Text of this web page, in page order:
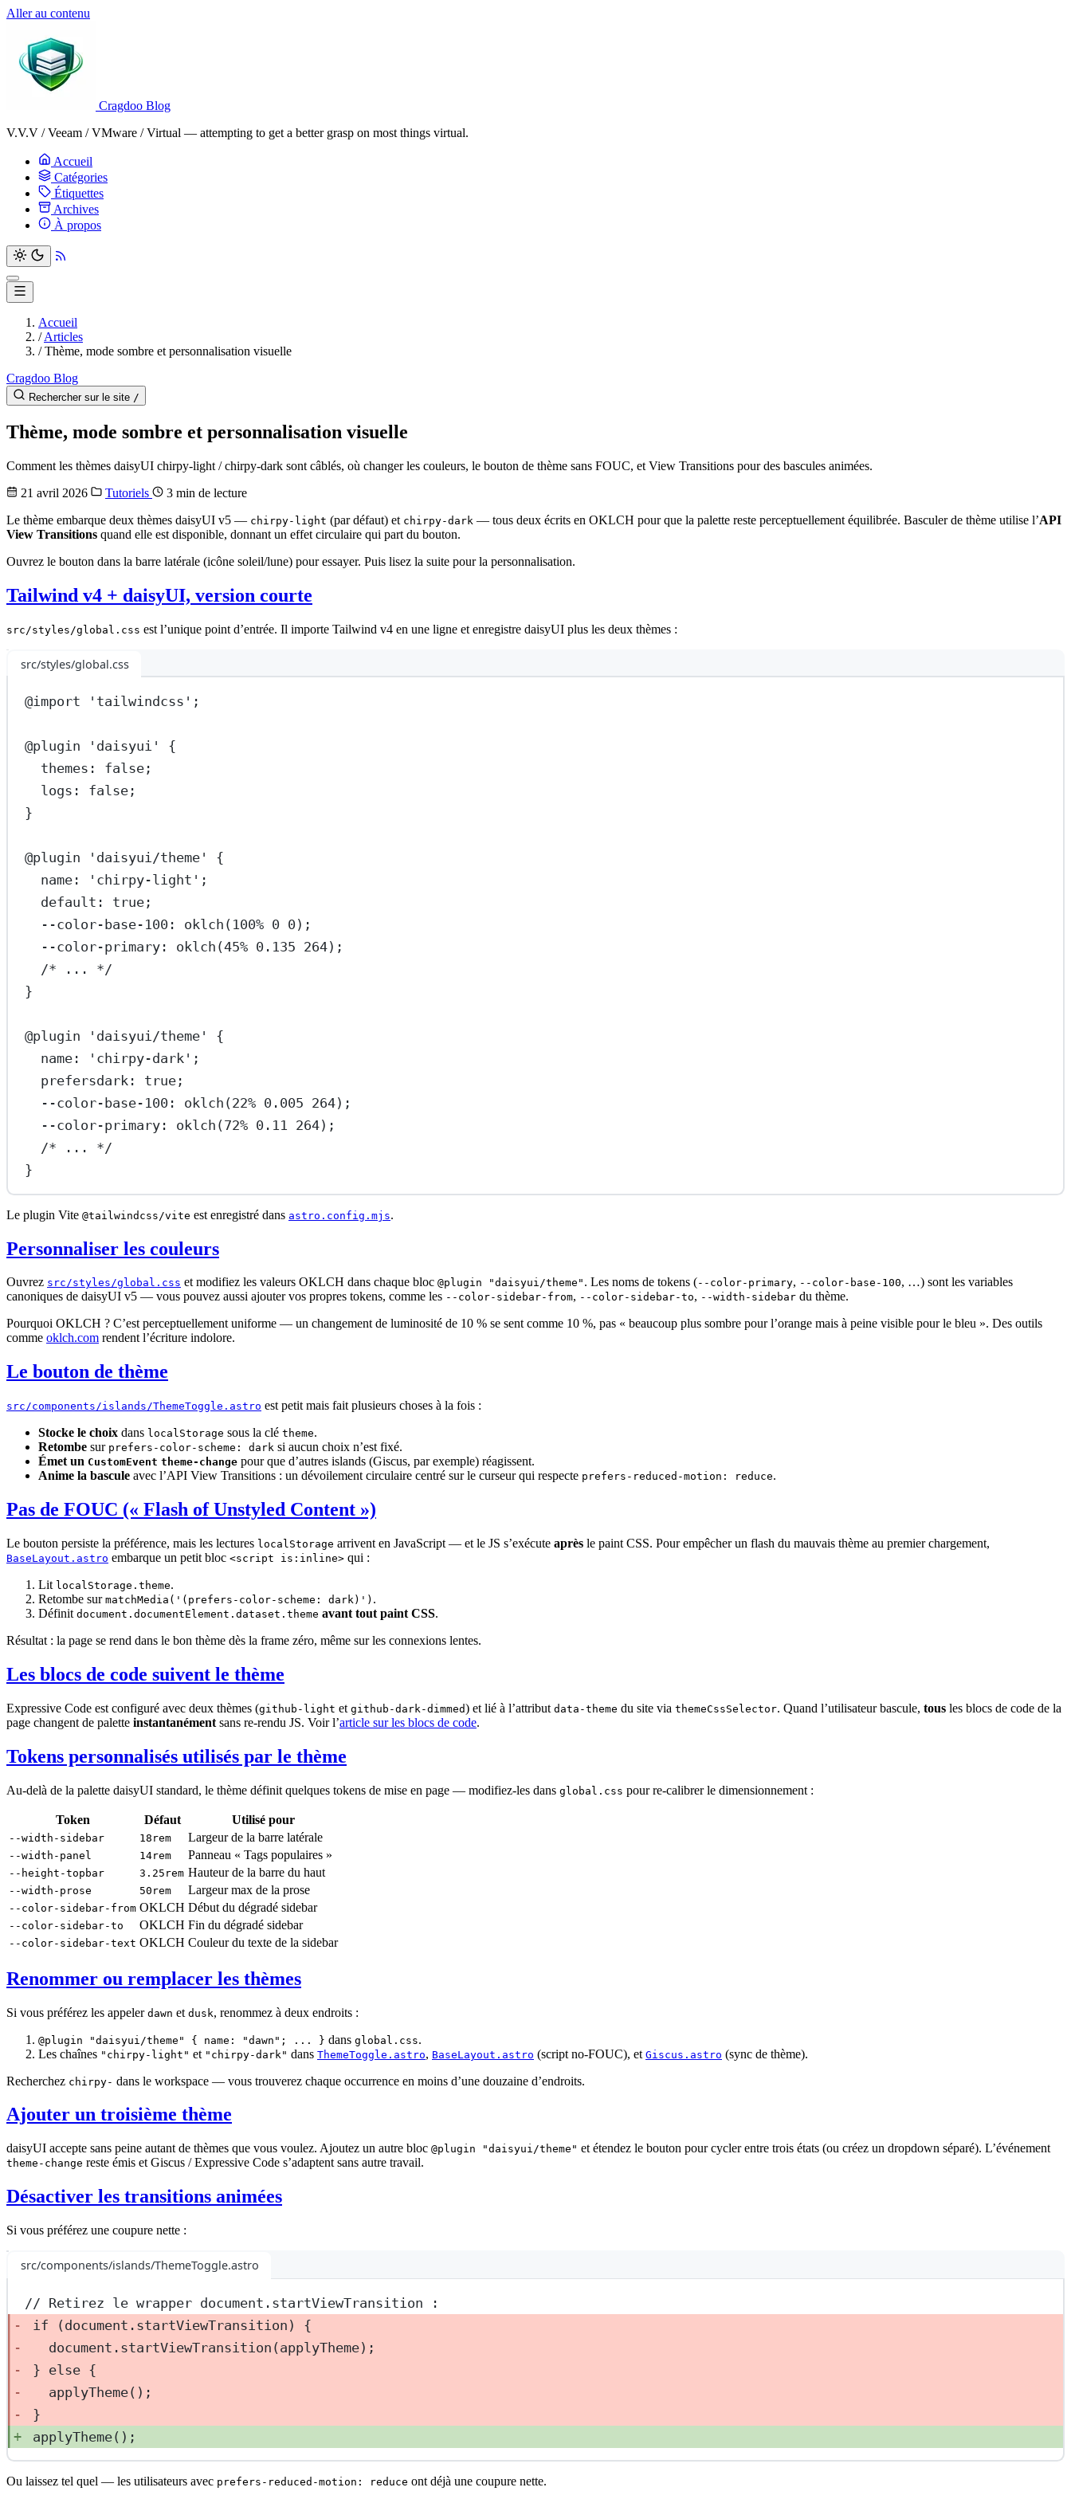
Aller au contenu
Cragdoo Blog
V.V.V / Veeam / VMware / Virtual — attempting to get a better grasp on most things virtual.
Accueil
Catégories
Étiquettes
Archives
À propos
Accueil
/Articles
/Thème, mode sombre et personnalisation visuelle
Cragdoo Blog
Rechercher sur le site /
Thème, mode sombre et personnalisation visuelle
Comment les thèmes daisyUI chirpy-light / chirpy-dark sont câblés, où changer les couleurs, le bouton de thème sans FOUC, et View Transitions pour des bascules animées.
21 avril 2026
Tutoriels
3 min de lecture
Le thème embarque deux thèmes daisyUI v5 — chirpy-light (par défaut) et chirpy-dark — tous deux écrits en OKLCH pour que la palette reste perceptuellement équilibrée. Basculer de thème utilise l’API
View Transitions quand elle est disponible, donnant un effet circulaire qui part du bouton.
Ouvrez le bouton dans la barre latérale (icône soleil/lune) pour essayer. Puis lisez la suite pour la personnalisation.
Tailwind v4 + daisyUI, version courte
src/styles/global.css est l’unique point d’entrée. Il importe Tailwind v4 en une ligne et enregistre daisyUI plus les deux thèmes :
src/styles/global.css
@import 'tailwindcss' ;
@plugin 'daisyui' {
themes: false;
logs: false;
}
@plugin 'daisyui/theme' {
name: ' chirpy-light ';
default: true;
--color-base-100: oklch(100% 0 0);
--color-primary: oklch(45% 0 .135 264);
/* ... */
}
@plugin 'daisyui/theme' {
name: ' chirpy-dark ';
prefersdark: true;
--color-base-100: oklch(22% 0 .005 264);
--color-primary: oklch(72% 0 .11 264);
/* ... */
}
Le plugin Vite @tailwindcss/vite est enregistré dans astro.config.mjs.
Personnaliser les couleurs
Ouvrez src/styles/global.css et modifiez les valeurs OKLCH dans chaque bloc @plugin "daisyui/theme" . Les noms de tokens (--color-primary, --color-base-100, …) sont les variables
canoniques de daisyUI v5 — vous pouvez aussi ajouter vos propres tokens, comme les --color-sidebar-from, --color-sidebar-to, --width-sidebar du thème.
Pourquoi OKLCH ? C’est perceptuellement uniforme — un changement de luminosité de 10 % se sent comme 10 %, pas « beaucoup plus sombre pour l’orange mais à peine visible pour le bleu ». Des outils
comme oklch.com rendent l’écriture indolore.
Le bouton de thème
src/components/islands/ThemeToggle.astro est petit mais fait plusieurs choses à la fois :
Stocke le choix dans localStorage sous la clé theme.
Retombe sur prefers-color-scheme: dark si aucun choix n’est fixé.
Émet un CustomEvent theme-change pour que d’autres islands (Giscus, par exemple) réagissent.
Anime la bascule avec l’API View Transitions : un dévoilement circulaire centré sur le curseur qui respecte prefers-reduced-motion: reduce.
Pas de FOUC (« Flash of Unstyled Content »)
Le bouton persiste la préférence, mais les lectures localStorage arrivent en JavaScript — et le JS s’exécute après le paint CSS. Pour empêcher un flash du mauvais thème au premier chargement,
BaseLayout.astro embarque un petit bloc <script is:inline> qui :
Lit localStorage.theme.
Retombe sur matchMedia('(prefers-color-scheme: dark)') .
Définit document.documentElement.dataset.theme avant tout paint CSS.
Résultat : la page se rend dans le bon thème dès la frame zéro, même sur les connexions lentes.
Les blocs de code suivent le thème
Expressive Code est configuré avec deux thèmes (github-light et github-dark-dimmed) et lié à l’attribut data-theme du site via themeCssSelector. Quand l’utilisateur bascule, tous les blocs de code de la
page changent de palette instantanément sans re-rendu JS. Voir l’article sur les blocs de code.
Tokens personnalisés utilisés par le thème
Au-delà de la palette daisyUI standard, le thème définit quelques tokens de mise en page — modifiez-les dans global.css pour re-calibrer le dimensionnement :
Token Défaut Utilisé pour
--width-sidebar 18rem Largeur de la barre latérale
--width-panel 14rem Panneau « Tags populaires »
--height-topbar 3.25rem Hauteur de la barre du haut
--width-prose 50rem Largeur max de la prose
--color-sidebar-from OKLCH Début du dégradé sidebar
--color-sidebar-to OKLCH Fin du dégradé sidebar
--color-sidebar-text OKLCH Couleur du texte de la sidebar
Renommer ou remplacer les thèmes
Si vous préférez les appeler dawn et dusk, renommez à deux endroits :
@plugin "daisyui/theme" { name: "dawn"; ... } dans global.css.
Les chaînes "chirpy-light" et "chirpy-dark" dans ThemeToggle.astro, BaseLayout.astro (script no-FOUC), et Giscus.astro (sync de thème).
Recherchez chirpy- dans le workspace — vous trouverez chaque occurrence en moins d’une douzaine d’endroits.
Ajouter un troisième thème
daisyUI accepte sans peine autant de thèmes que vous voulez. Ajoutez un autre bloc @plugin "daisyui/theme" et étendez le bouton pour cycler entre trois états (ou créez un dropdown séparé). L’événement
theme-change reste émis et Giscus / Expressive Code s’adaptent sans autre travail.
Désactiver les transitions animées
Si vous préférez une coupure nette :
src/components/islands/ThemeToggle.astro
// Retirez le wrapper document.startViewTransition :
if (document.startViewTransition) {
document.startViewTransition(applyTheme);
} else {
applyTheme();
}
applyTheme();
Ou laissez tel quel — les utilisateurs avec prefers-reduced-motion: reduce ont déjà une coupure nette.